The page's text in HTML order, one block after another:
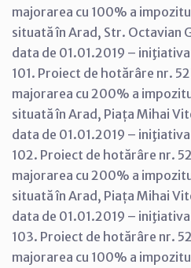
majorarea cu 100% a
situată în Arad, Str. Octavian
data de 01.01.2019 –
101. Proiect de hotărâre nr.
majorarea cu 200% a
situată în Arad, Piața Mihai
data de 01.01.2019 –
102. Proiect de hotărâre nr.
majorarea cu 200% a
situată în Arad, Piața Mihai
data de 01.01.2019 –
103. Proiect de hotărâre nr.
majorarea cu 100% a